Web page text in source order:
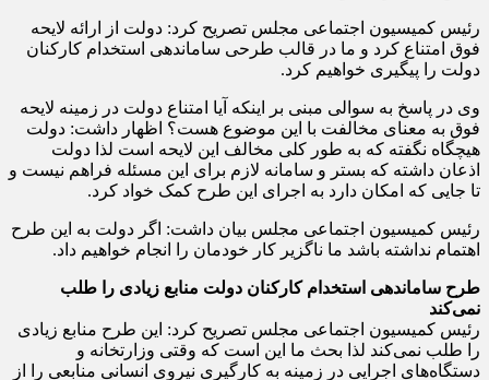
رئیس کمیسیون اجتماعی مجلس تصریح کرد: دولت از ارائه لایحه
فوق امتناع کرد و ما در قالب طرحی ساماندهی استخدام کارکنان
دولت را پیگیری خواهیم کرد.
وی در پاسخ به سوالی مبنی بر اینکه آیا امتناع دولت در زمینه لایحه
فوق به معنای مخالفت با این موضوع هست؟ اظهار داشت: دولت
هیچگاه نگفته که به طور کلی مخالف این لایحه است لذا دولت
اذعان داشته که بستر و سامانه لازم برای این مسئله فراهم نیست و
تا جایی که امکان دارد به اجرای این طرح کمک خواد کرد.
رئیس کمیسیون اجتماعی مجلس بیان داشت: اگر دولت به این طرح
اهتمام نداشته باشد ما ناگزیر کار خودمان را انجام خواهیم داد.
طرح ساماندهی استخدام کارکنان دولت منابع زیادی را طلب
نمی‌کند
رئیس کمیسیون اجتماعی مجلس تصریح کرد: این طرح منابع زیادی
را طلب نمی‌کند لذا بحث ما این است که وقتی وزارتخانه و
دستگاه‌های اجرایی در زمینه به کارگیری نیروی انسانی منابعی را از